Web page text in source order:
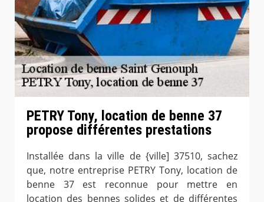
PETRY Tony, location de benne 37
propose différentes prestations
Installée dans la ville de {ville] 37510, sachez
que, notre entreprise PETRY Tony, location de
benne 37 est reconnue pour mettre en
location des bennes solides et de différentes